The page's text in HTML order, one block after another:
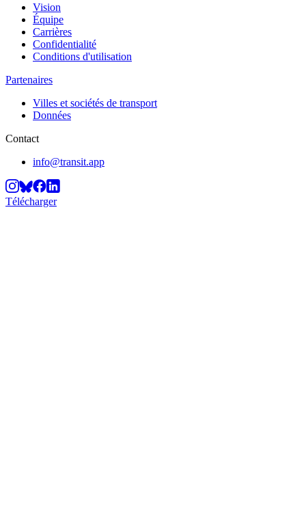
Vision
Équipe
Carrières
Confidentialité
Conditions d'utilisation
Partenaires
Villes et sociétés de transport
Données
Contact
info@transit.app
Télécharger